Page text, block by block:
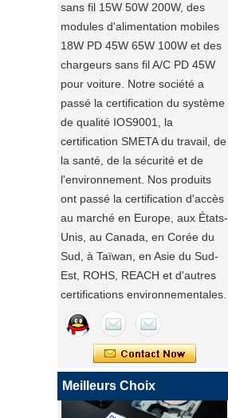
sans fil 15W 50W 200W, des
modules d'alimentation mobiles
18W PD 45W 65W 100W et des
chargeurs sans fil A/C PD 45W
pour voiture. Notre société a
passé la certification du système
de qualité IOS9001, la
certification SMETA du travail, de
la santé, de la sécurité et de
l'environnement. Nos produits
ont passé la certification d'accès
au marché en Europe, aux États-
Unis, au Canada, en Corée du
Sud, à Taïwan, en Asie du Sud-
Est, ROHS, REACH et d'autres
certifications environnementales.
Meilleurs Choix